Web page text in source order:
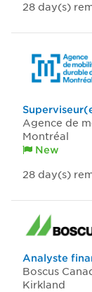
28 day(s)
Agence de
Montréal
New
28 day(s)
Analyste
Boscus
Kirkland